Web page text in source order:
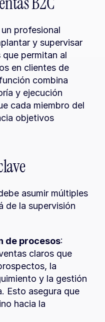
profesional
y supervisar
permitan al
en clientes de
combina
y ejecución
cada miembro del
objetivos
asumir múltiples
de la supervisión
de procesos:
claros que
la
y la gestión
Esto asegura que
hacia la